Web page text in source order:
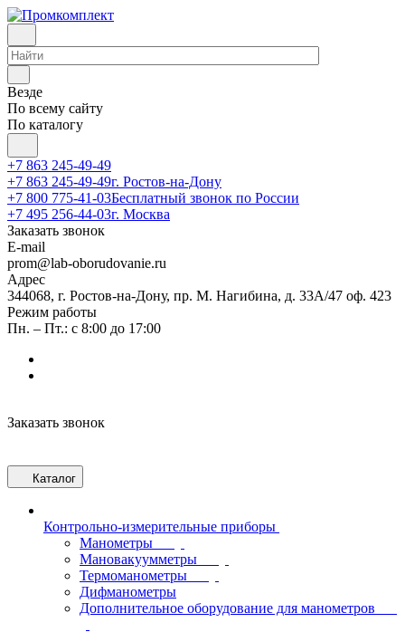
Везде
По всему сайту
По каталогу
+7 863 245-49-49
+7 863 245-49-49г. Ростов-на-Дону
+7 800 775-41-03Бесплатный звонок по России
+7 495 256-44-03г. Москва
Заказать звонок
E-mail
prom@lab-oborudovanie.ru
Адрес
344068, г. Ростов-на-Дону, пр. М. Нагибина, д. 33А/47 оф. 423
Режим работы
Пн. – Пт.: с 8:00 до 17:00
Заказать звонок
Каталог
Контрольно-измерительные приборы
Манометры
Мановакуумметры
Термоманометры
Дифманометры
Дополнительное оборудование для манометров